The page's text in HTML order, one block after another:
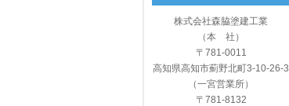
株式会社森脇塗建工業
（本 社）
〒781-0011
高知県高知市薊野北町3-10-26-3
（一宮営業所）
〒781-8132